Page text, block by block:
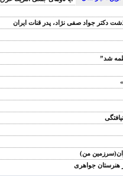
دکتر جواد صفی نژاد، پدر قنات ایران
شد”
من)
هنرستان جواهری